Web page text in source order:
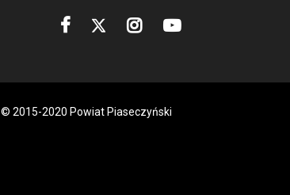
© 2015-2020 Powiat Piaseczyński